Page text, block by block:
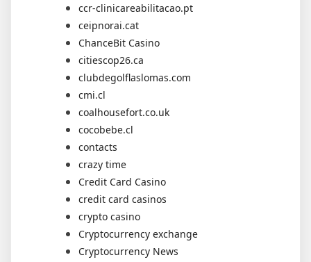
ccr-clinicareabilitacao.pt
ceipnorai.cat
ChanceBit Casino
citiescop26.ca
clubdegolflaslomas.com
cmi.cl
coalhousefort.co.uk
cocobebe.cl
contacts
crazy time
Credit Card Casino
credit card casinos
crypto casino
Cryptocurrency exchange
Cryptocurrency News